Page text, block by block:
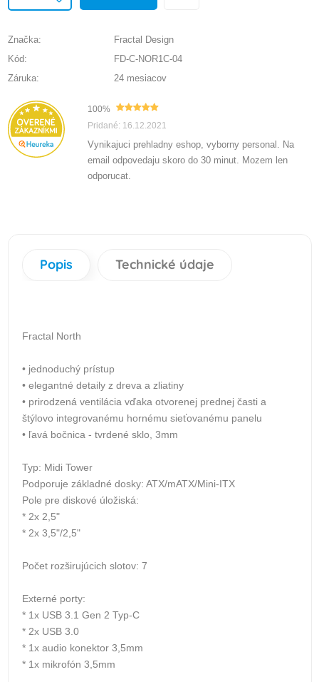
Značka:
Fractal Design
Kód:
FD-C-NOR1C-04
Záruka:
24 mesiacov
100%
Pridané: 16.12.2021
Vynikajuci prehladny eshop, vyborny personal. Na
email odpovedaju skoro do 30 minut. Mozem len
odporucat.
Popis Technické údaje
Fractal North
• jednoduchý prístup
• elegantné detaily z dreva a zliatiny
• prirodzená ventilácia vďaka otvorenej prednej časti a
štýlovo integrovanému hornému sieťovanému panelu
• ľavá bočnica - tvrdené sklo, 3mm
Typ: Midi Tower
Podporuje základné dosky: ATX/mATX/Mini-ITX
Pole pre diskové úložiská:
* 2x 2,5"
* 2x 3,5"/2,5"
Počet rozširujúcich slotov: 7
Externé porty:
* 1x USB 3.1 Gen 2 Typ-C
* 2x USB 3.0
* 1x audio konektor 3,5mm
* 1x mikrofón 3,5mm